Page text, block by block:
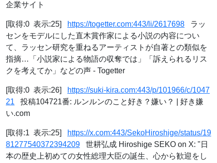
企業サイト
[取得:0 表示:25] https://togetter.com:443/li/2617698 ラッ
センをモデルにした直木賞作家による小説の内容につい
て、ラッセン研究を重ねるアーティストが自著との類似を
指摘…「小説家による物語の収奪では」「訴えられるリス
クを考えてか」などの声 - Togetter
[取得:0 表示:26]
https://suki-kira.com:443/p/101966/c/1047
21 投稿104721番: ルンルンのこと好き？嫌い？ | 好き嫌
い.com
[取得:1 表示:25]
https://x.com:443/SekoHiroshige/status/19
81277540372394209 世耕弘成 Hiroshige SEKO on X: "日
本の歴史上初めての女性総理大臣の誕生、心から歓迎をし